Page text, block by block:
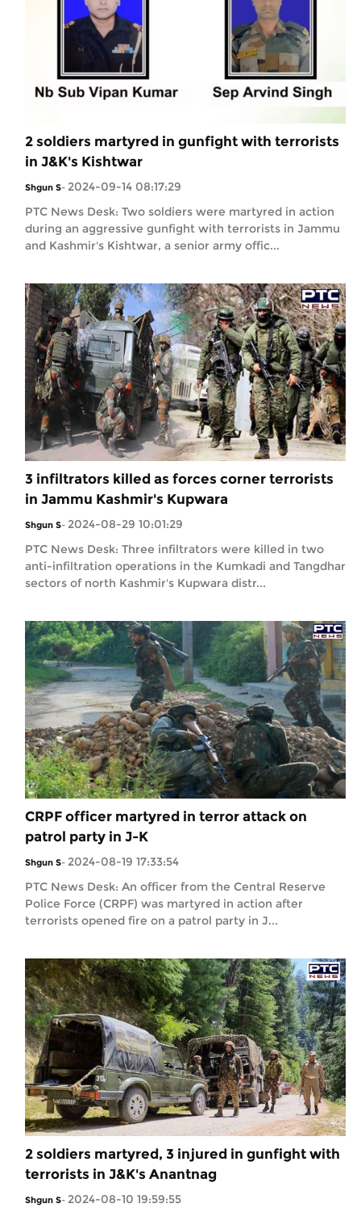
2 soldiers martyred in gunfight with terrorists
in J&K's Kishtwar
Shgun S- 2024-09-14 08:17:29
PTC News Desk: Two soldiers were martyred in action
during an aggressive gunfight with terrorists in Jammu
and Kashmir's Kishtwar, a senior army offic...
3 infiltrators killed as forces corner terrorists
in Jammu Kashmir's Kupwara
Shgun S- 2024-08-29 10:01:29
PTC News Desk: Three infiltrators were killed in two
anti-infiltration operations in the Kumkadi and Tangdhar
sectors of north Kashmir's Kupwara distr...
CRPF officer martyred in terror attack on
patrol party in J-K
Shgun S- 2024-08-19 17:33:54
PTC News Desk: An officer from the Central Reserve
Police Force (CRPF) was martyred in action after
terrorists opened fire on a patrol party in J...
2 soldiers martyred, 3 injured in gunfight with
terrorists in J&K's Anantnag
Shgun S- 2024-08-10 19:59:55